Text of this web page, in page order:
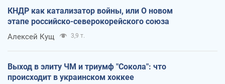
КНДР как катализатор войны, или О новом
этапе российско-северокорейского союза
Алексей Кущ 3,9 т.
Выход в элиту ЧМ и триумф "Сокола": что
происходит в украинском хоккее